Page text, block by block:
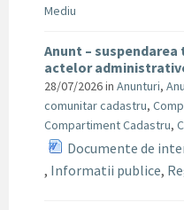
Mediu
Anunt –
actelor
28/07/2026in Anunturi,
comunitar cadastru,
Compartiment Cadastru,
Documente de
, Informatii publice,